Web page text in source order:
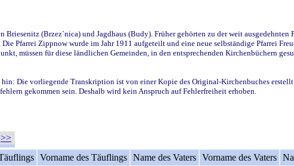
(Brzez`nica) und Jagdhaus (Budy). Früher gehörten zu der weit
Pfarrei Zippnow wurde im Jahr 1911 aufgeteilt und eine neue selbständige Pfarrei
müssen für diese ländlichen Gemeinden, in den entsprechenden Kirchenbüchern
Die vorliegende Transkription ist von einer Kopie des Original-Kirchenbuches
gekommen sein. Deshalb wird kein Anspruch auf Fehlerfreiheit erhoben.
>>
Vorname des Täuflings Name des Vaters Vorname des Vaters